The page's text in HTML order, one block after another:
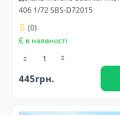
406 1/72 SBS-D72015
(0)
Є в наявності
445грн.